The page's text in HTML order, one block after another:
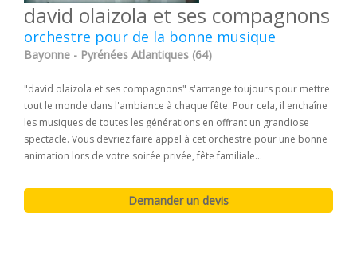
david olaizola et ses compagnons
orchestre pour de la bonne musique
Bayonne - Pyrénées Atlantiques (64)
"david olaizola et ses compagnons" s'arrange toujours pour mettre
tout le monde dans l'ambiance à chaque fête. Pour cela, il enchaîne
les musiques de toutes les générations en offrant un grandiose
spectacle. Vous devriez faire appel à cet orchestre pour une bonne
animation lors de votre soirée privée, fête familiale...